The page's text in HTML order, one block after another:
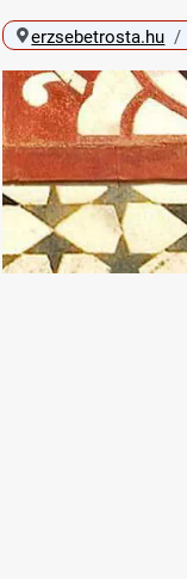
erzsebetrosta.hu